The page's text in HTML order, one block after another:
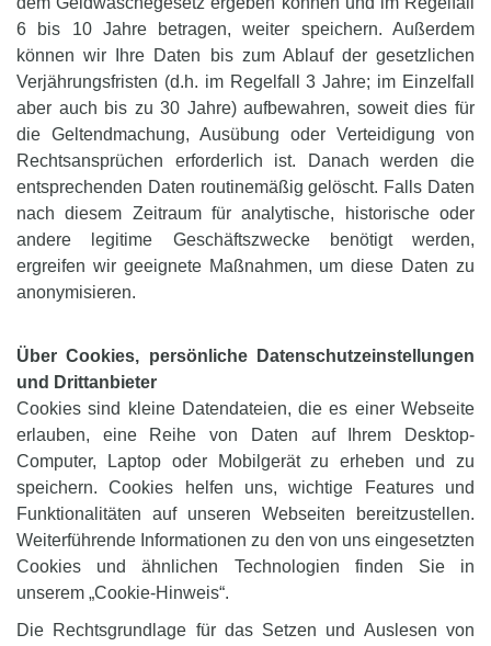
6 bis 10 Jahre betragen, weiter speichern. Außerdem
können wir Ihre Daten bis zum Ablauf der gesetzlichen
Verjährungsfristen (d.h. im Regelfall 3 Jahre; im Einzelfall
aber auch bis zu 30 Jahre) aufbewahren, soweit dies für
die Geltendmachung, Ausübung oder Verteidigung von
Rechtsansprüchen erforderlich ist. Danach werden die
entsprechenden Daten routinemäßig gelöscht. Falls Daten
nach diesem Zeitraum für analytische, historische oder
andere legitime Geschäftszwecke benötigt werden,
ergreifen wir geeignete Maßnahmen, um diese Daten zu
anonymisieren.
Über Cookies, persönliche Datenschutzeinstellungen
und Drittanbieter
Cookies sind kleine Datendateien, die es einer Webseite
erlauben, eine Reihe von Daten auf Ihrem Desktop-
Computer, Laptop oder Mobilgerät zu erheben und zu
speichern. Cookies helfen uns, wichtige Features und
Funktionalitäten auf unseren Webseiten bereitzustellen.
Weiterführende Informationen zu den von uns eingesetzten
Cookies und ähnlichen Technologien finden Sie in
unserem „Cookie-Hinweis“.
Die Rechtsgrundlage für das Setzen und Auslesen von